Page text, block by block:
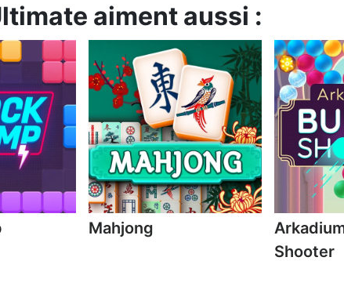
aiment aussi :
Mahjong
Shooter